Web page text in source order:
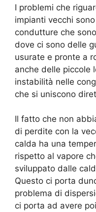
I problemi che
impianti vecchi
condutture che
dove ci sono delle
usurate e pronte a
anche delle piccole
instabilità nelle
che si uniscono
Il fatto che non
di perdite con la
calda ha una
rispetto al vapore
sviluppato dalle
Questo ci porta
problema di
ci porta ad avere